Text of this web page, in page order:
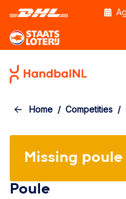
Skip to the main content
Home Competities
Missing poule
Poule